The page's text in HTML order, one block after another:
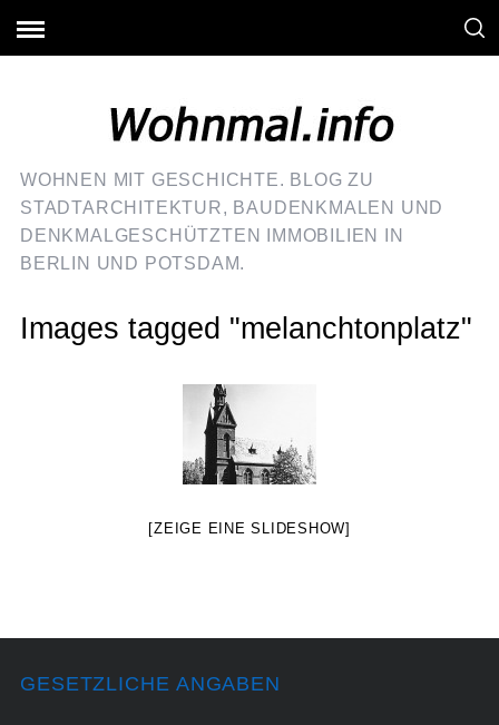
WOHNEN MIT GESCHICHTE. BLOG ZU
STADTARCHITEKTUR, BAUDENKMALEN UND
DENKMALGESCHÜTZTEN IMMOBILIEN IN
BERLIN UND POTSDAM.
Images tagged "melanchtonplatz"
[ZEIGE EINE SLIDESHOW]
GESETZLICHE ANGABEN